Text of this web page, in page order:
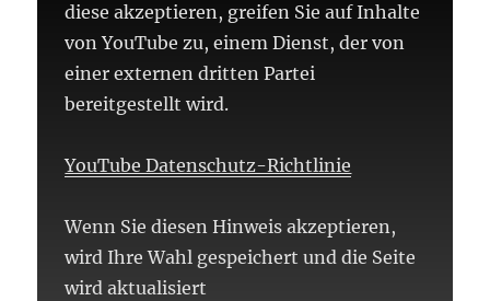
diese akzeptieren, greifen Sie auf Inhalte
von YouTube zu, einem Dienst, der von
einer externen dritten Partei
bereitgestellt wird.
YouTube Datenschutz-Richtlinie
Wenn Sie diesen Hinweis akzeptieren,
wird Ihre Wahl gespeichert und die Seite
wird aktualisiert